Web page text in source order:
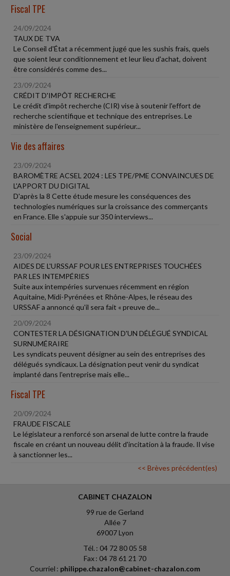
Fiscal TPE
24/09/2024
TAUX DE TVA
Le Conseil d'État a récemment jugé que les sushis frais, quels
que soient leur conditionnement et leur lieu d'achat, doivent
être considérés comme des...
23/09/2024
CRÉDIT D'IMPÔT RECHERCHE
Le crédit d'impôt recherche (CIR) vise à soutenir l'effort de
recherche scientifique et technique des entreprises. Le
ministère de l'enseignement supérieur...
Vie des affaires
23/09/2024
BAROMÈTRE ACSEL 2024 : LES TPE/PME CONVAINCUES DE
L'APPORT DU DIGITAL
D'après la 8 Cette étude mesure les conséquences des
technologies numériques sur la croissance des commerçants
en France. Elle s'appuie sur 350 interviews...
Social
23/09/2024
AIDES DE L'URSSAF POUR LES ENTREPRISES TOUCHÉES
PAR LES INTEMPÉRIES
Suite aux intempéries survenues récemment en région
Aquitaine, Midi-Pyrénées et Rhône-Alpes, le réseau des
URSSAF a annoncé qu'il sera fait « preuve de...
20/09/2024
CONTESTER LA DÉSIGNATION D'UN DÉLÉGUÉ SYNDICAL
SURNUMÉRAIRE
Les syndicats peuvent désigner au sein des entreprises des
délégués syndicaux. La désignation peut venir du syndicat
implanté dans l'entreprise mais elle...
Fiscal TPE
20/09/2024
FRAUDE FISCALE
Le législateur a renforcé son arsenal de lutte contre la fraude
fiscale en créant un nouveau délit d'incitation à la fraude. Il vise
à sanctionner les...
<< Brèves précédent(es)
CABINET CHAZALON
99 rue de Gerland
Allée 7
69007 Lyon
Tél. : 04 72 80 05 58
Fax : 04 78 61 21 70
Courriel : philippe.chazalon@cabinet-chazalon.com